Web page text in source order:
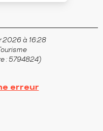
2026 à 16:28
: 5794824)
erreur